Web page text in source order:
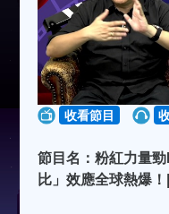
收看節目
節目名：粉紅力量
比」效應全球熱爆